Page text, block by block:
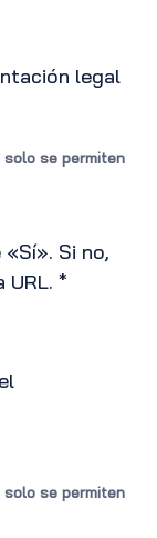
legal
solo se permiten
Si no,
URL. *
solo se permiten